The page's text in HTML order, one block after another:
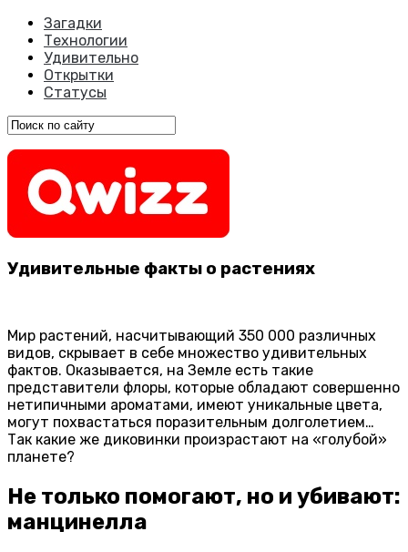
Загадки
Технологии
Удивительно
Открытки
Статусы
Удивительные факты о растениях
Мир растений, насчитывающий 350 000 различных
видов, скрывает в себе множество удивительных
фактов. Оказывается, на Земле есть такие
представители флоры, которые обладают совершенно
нетипичными ароматами, имеют уникальные цвета,
могут похвастаться поразительным долголетием…
Так какие же диковинки произрастают на «голубой»
планете?
Не только помогают, но и убивают:
манцинелла